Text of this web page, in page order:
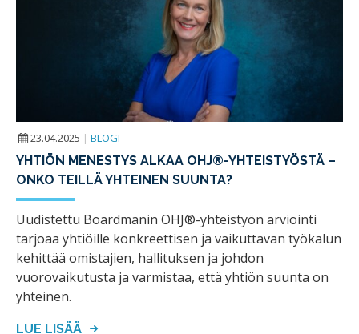
23.04.2025 | BLOGI
YHTIÖN MENESTYS ALKAA OHJ®-YHTEISTYÖSTÄ –
ONKO TEILLÄ YHTEINEN SUUNTA?
Uudistettu Boardmanin OHJ®-yhteistyön arviointi
tarjoaa yhtiöille konkreettisen ja vaikuttavan työkalun
kehittää omistajien, hallituksen ja johdon
vuorovaikutusta ja varmistaa, että yhtiön suunta on
yhteinen.
LUE LISÄÄ